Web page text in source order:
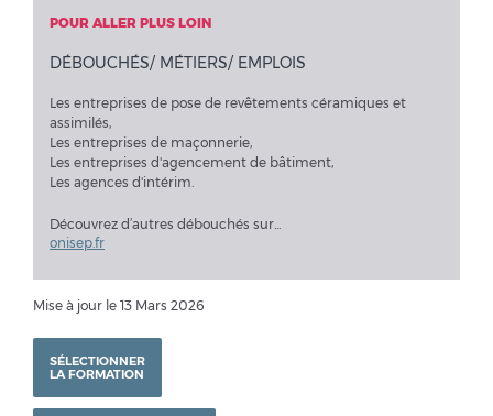
POUR ALLER PLUS LOIN
DÉBOUCHÉS/ MÉTIERS/ EMPLOIS
Les entreprises de pose de revêtements céramiques et
assimilés,
Les entreprises de maçonnerie,
Les entreprises d'agencement de bâtiment,
Les agences d'intérim.
Découvrez d’autres débouchés sur...
onisep.fr
Mise à jour le 13 Mars 2026
SÉLECTIONNER
LA FORMATION